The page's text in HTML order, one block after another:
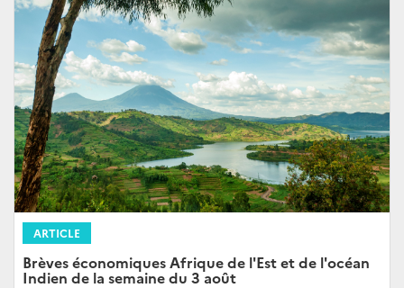
ARTICLE
Brèves économiques Afrique de l'Est et de l'océan
Indien de la semaine du 3 août